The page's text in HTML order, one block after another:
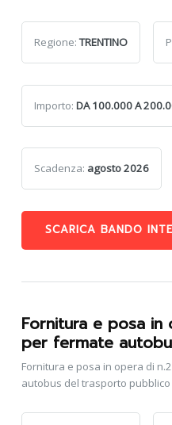
Regione:TRENTINO
Importo: DA 100.000 A
Scadenza: agosto 2026
SCARICA BANDO
Fornitura e posa in
per fermate
Fornitura e posa in opera di
autobus del trasporto pubblico